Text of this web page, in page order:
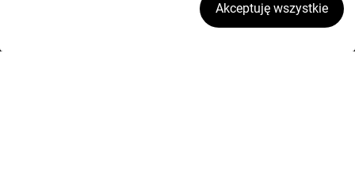
Akceptuję wszystkie